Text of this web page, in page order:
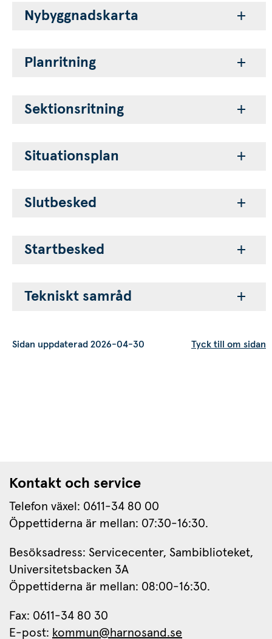
Nybyggnadskarta
Planritning
Sektionsritning
Situationsplan
Slutbesked
Startbesked
Tekniskt samråd
Sidan uppdaterad 2026-04-30 Tyck till om sidan
Kontakt och service
Telefon växel: 0611-34 80 00
Öppettiderna är mellan: 07:30-16:30.
Besöksadress: Servicecenter, Sambiblioteket,
Universitetsbacken 3A
Öppettiderna är mellan: 08:00-16:30.
Fax: 0611-34 80 30
E-post: kommun@harnosand.se